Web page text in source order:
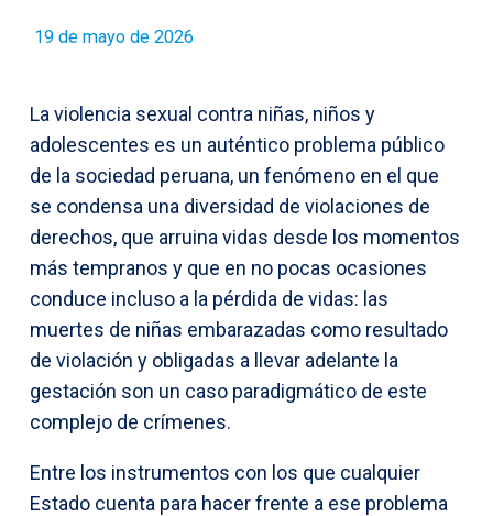
19 de mayo de 2026
La violencia sexual contra niñas, niños y
adolescentes es un auténtico problema público
de la sociedad peruana, un fenómeno en el que
se condensa una diversidad de violaciones de
derechos, que arruina vidas desde los momentos
más tempranos y que en no pocas ocasiones
conduce incluso a la pérdida de vidas: las
muertes de niñas embarazadas como resultado
de violación y obligadas a llevar adelante la
gestación son un caso paradigmático de este
complejo de crímenes.
Entre los instrumentos con los que cualquier
Estado cuenta para hacer frente a ese problema